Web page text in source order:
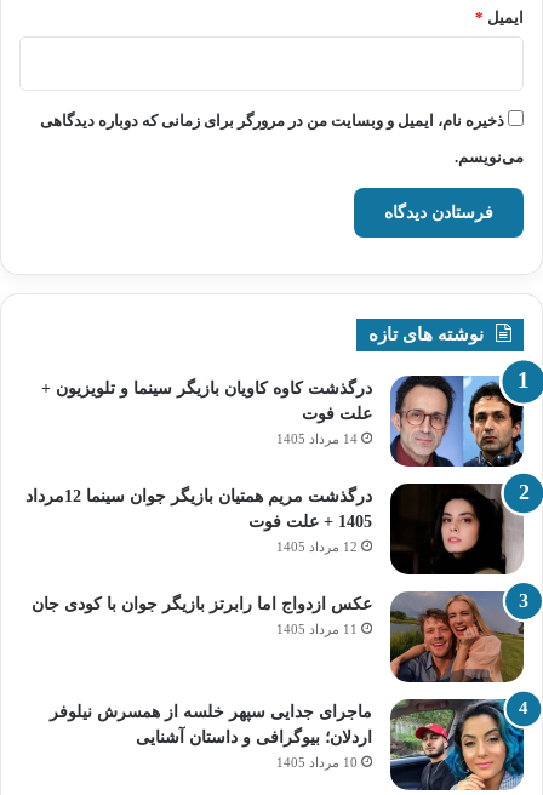
ایمیل *
ذخیره نام، ایمیل و وبسایت من در مرورگر برای زمانی که دوباره دیدگاهی
می‌نویسم.
نوشته های تازه
درگذشت کاوه کاویان بازیگر سینما و تلویزیون +
علت فوت
14 مرداد 1405
درگذشت مریم همتیان بازیگر جوان سینما 12مرداد
1405 + علت فوت
12 مرداد 1405
عکس ازدواج اما رابرتز بازیگر جوان با کودی جان
11 مرداد 1405
ماجرای جدایی سپهر خلسه از همسرش نیلوفر
اردلان؛ بیوگرافی و داستان آشنایی
10 مرداد 1405